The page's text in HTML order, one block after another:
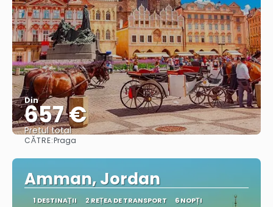
Din
657 €
Pretul total
CĂTRE:Praga
Amman, Jordan
1 DESTINAŢII 2 REȚEA DE TRANSPORT 6 NOPȚI